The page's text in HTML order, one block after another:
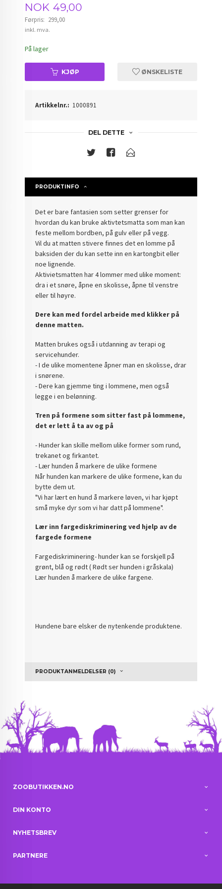
Tilbud
NOK 49,00
Førpris: 299,00
Rabatt
inkl. mva.
På lager
KJØP ØNSKELISTE
Artikkelnr.: 1000891
DEL DETTE
PRODUKTINFO
Det er bare fantasien som setter grenser for
hvordan du kan bruke aktivtetsmatta som man kan
feste mellom bordben, på gulv eller på vegg.
Vil du at matten stivere finnes det en lomme på
baksiden der du kan sette inn en kartongbit eller
noe lignende.
Aktivietsmatten har 4 lommer med ulike moment:
dra i et snøre, åpne en skolisse, åpne til venstre
eller til høyre.
Dere kan med fordel arbeide med klikker på
denne matten.
Matten brukes også i utdanning av terapi og
servicehunder.
- I de ulike momentene åpner man en skolisse, drar
i snørene.
- Dere kan gjemme ting i lommene, men også
legge i en belønning.
Tren på formene som sitter fast på lommene,
det er lett å ta av og på
- Hunder kan skille mellom ulike former som rund,
trekanet og firkantet.
- Lær hunden å markere de ulike formene
Når hunden kan markere de ulike formene, kan du
bytte dem ut.
"Vi har lært en hund å markere løven, vi har kjøpt
små myke dyr som vi har datt på lommene".
Lær inn fargediskriminering ved hjelp av de
fargede formene
Fargediskriminering- hunder kan se forskjell på
grønt, blå og rødt ( Rødt ser hunden i gråskala)
Lær hunden å markere de ulike fargene.
Hundene bare elsker de nytenkende produktene.
PRODUKTANMELDELSER (0)
ZOOBUTIKKEN.NO
DIN KONTO
NYHETSBREV
PARTNERE